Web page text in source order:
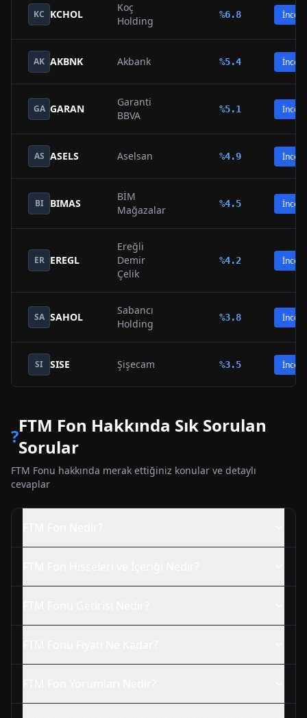
KC KCHOL
Koç
Holding
%6.8 İncele
AK AKBNK Akbank %5.4 İncele
GA GARAN
Garanti
BBVA
%5.1 İncele
AS ASELS Aselsan %4.9 İncele
BI BIMAS
BİM
Mağazalar
%4.5 İncele
ER EREGL
Ereğli
Demir
Çelik
%4.2 İncele
SA SAHOL
Sabancı
Holding
%3.8 İncele
SI SISE Şişecam %3.5 İncele
?FTM Fon Hakkında Sık Sorulan
Sorular
FTM Fonu hakkında merak ettiğiniz konular ve detaylı
cevaplar